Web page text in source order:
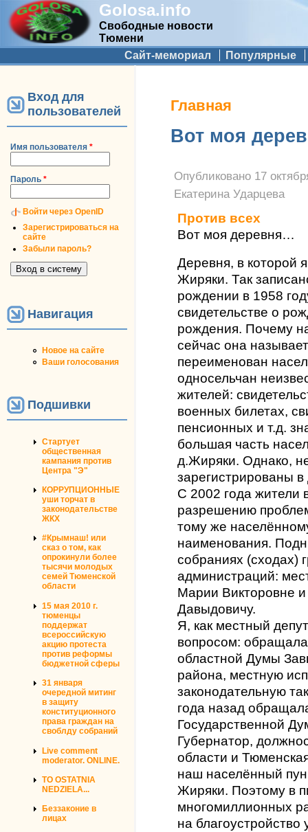
Golosa.info
Свободные новости
Тюмени
Дополнительное меню
Сайт-мемориал Популярные
Вход для
пользователей
Имя пользователя *
Пароль *
Войти через OpenID
Зарегистрироваться на
сайте
Забыли пароль?
Навигация
Новое на сайте
Ваши голосования
Подшивки
Стартует
общественная
кампания против
Центра "Э"
КОРРУПЦИОННЫЕ
уши торчат в
законодательстве
ЖКХ
#Крымнаш! или
сказ о том, как
опрокинули более
тысячи молодых
семей Тюменской
области
15 мая 2010 г.
тюменцы
поддержат
всероссийскую
акцию протеста
против реформы
бюджетной сферы
31 января
очередной митинг
в защиту
конституционного
права граждан на
своблду собраний
Live comment
moderator. ONLINE.
TO OSTATNIA
NEDZIELA...
Беззаконие в
лицах
Вы здесь
Главная
Вот моя
Опубликовано 17
Екатерина Ударцева
Против всех
Вот моя деревня…
Деревня, в которой
Жиряки. Так
рождении в 1958
свидетельстве о
рождения. Почему
сейчас она
переименован
односельчан
жителей:
военных билетах,
пенсионных и т.д.
большая часть
д.Жиряки. Однако,
зарегистрированы
С 2002 года жители
разрешению
тому же
наименования.
собраниях (сходах)
администраций:
Марии Викторовне
Давыдовичу.
Я, как местный
вопросом:
областной Думы
района, местную
законодательную
года назад
Государственной
Губернатор,
области и
наш населённый
Жиряки. Поэтому в
многомиллионных
на